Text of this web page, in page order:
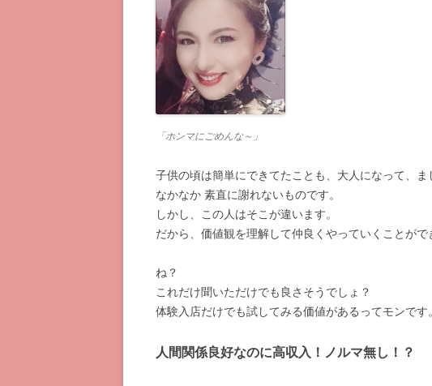
「ホンマにごめんな～」
子供の頃は簡単にできてたことも、大人になって、ま
なかなか 素直に謝れないものです。
しかし、この人はそこが違います。
だから、価値観を理解して仲良くやっていくことがで
ね？
これだけ聞いただけでも良さそうでしょ？
体験入店だけでも試してみる価値があるってモンです。
人間関係良好なのに高収入！ノルマ無し！？